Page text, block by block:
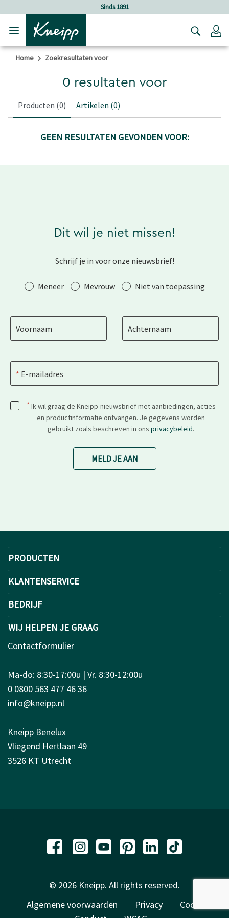
Verder gaan naar hoofdinhoud.Sinds 1891
Home Zoekresultaten voor
0 resultaten voor
Producten (0) Artikelen (0)
GEEN RESULTATEN GEVONDEN VOOR:
Dit wil je niet missen!
Schrijf je in voor onze nieuwsbrief!
AanhefMeneer Mevrouw Niet van toepassing
Voornaam Achternaam
E-mailadres
* Ik wil graag de Kneipp-nieuwsbrief met aanbiedingen, acties
en productinformatie ontvangen. Je gegevens worden
gebruikt zoals beschreven in ons privacybeleid.
MELD JE AAN
PRODUCTEN
KLANTENSERVICE
BEDRIJF
WIJ HELPEN JE GRAAG
Contactformulier
Ma-do: 8:30-17:00u | Vr. 8:30-12:00u
0 0800 563 477 46 36
info@kneipp.nl
Kneipp Benelux
Vliegend Hertlaan 49
3526 KT Utrecht
© 2026 Kneipp. All rights reserved.
Algemene voorwaarden
Privacy
Code of